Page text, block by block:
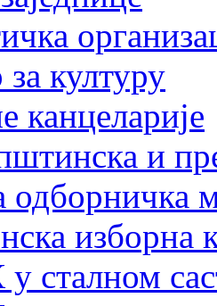
културу
канцеларије
и
одборничка
изборна
сталном